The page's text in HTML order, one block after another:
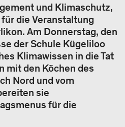
und Klimaschutz,
die Veranstaltung
Am Donnerstag, den
der Schule Kügeliloo
Klimawissen in die Tat
mit den Köchen des
Nord und vom
sie
für die